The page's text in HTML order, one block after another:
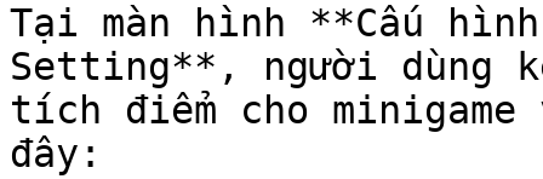
Tại màn hình **Cấu
Setting**, người dùng
tích điểm cho
đây: